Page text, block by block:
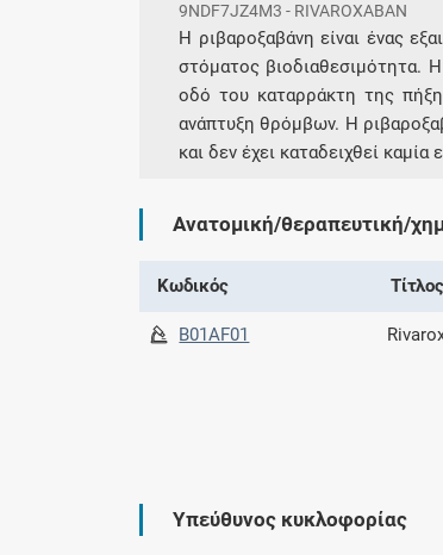
9NDF7JZ4M3 - RIVAROXABAN
Η ριβαροξαβάνη είναι ένας
στόματος βιοδιαθεσιμότητα.
οδό του καταρράκτη της
ανάπτυξη θρόμβων. Η
και δεν έχει καταδειχθεί
Ανατομική/θεραπευτική/
Κωδικός Τίτλος
B01AF01
Υπεύθυνος κυκλοφορίας